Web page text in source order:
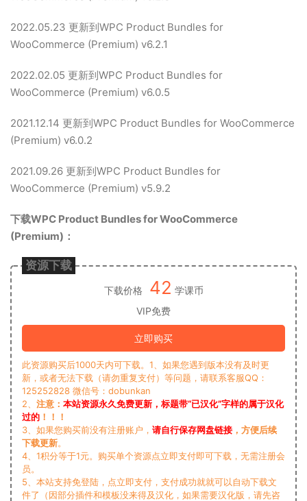
2022.05.23 更新到WPC Product Bundles for
WooCommerce (Premium) v6.2.1
2022.02.05 更新到WPC Product Bundles for
WooCommerce (Premium) v6.0.5
2021.12.14 更新到WPC Product Bundles for WooCommerce
(Premium) v6.0.2
2021.09.26 更新到WPC Product Bundles for
WooCommerce (Premium) v5.9.2
下载WPC Product Bundles for WooCommerce
(Premium)：
资源下载
下载价格 42 学课币
VIP免费
立即购买
此资源购买后1000天内可下载。1、如果您遇到版本没有及时更
新，或者无法下载（请勿重复支付）等问题，请联系客服QQ：
125252828 微信号：dobunkan
2、 注意： 本站资源永久免费更新，标题带“已汉化”字样的属于汉化
过的 ！！！
3、如果您购买前没有注册账户， 请自行保存网盘链接 ，方便后续
下载更新。
4、1积分等于1元。购买单个资源点立即支付即可下载，无需注册会
员。
5、本站支持免登陆，点立即支付，支付成功就就可以自动下载文
件了（因部分插件和模板没来得及汉化，如果需要汉化版，请先咨